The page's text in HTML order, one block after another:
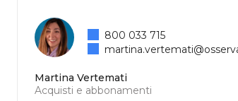
Martina Vertemati
Acquisti e abbonamenti
800 033 715